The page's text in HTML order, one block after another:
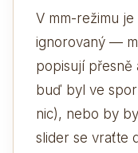
V mm-režimu
ignorovaný —
popisují přesně
buď byl ve
nic), nebo by
slider se vraťte